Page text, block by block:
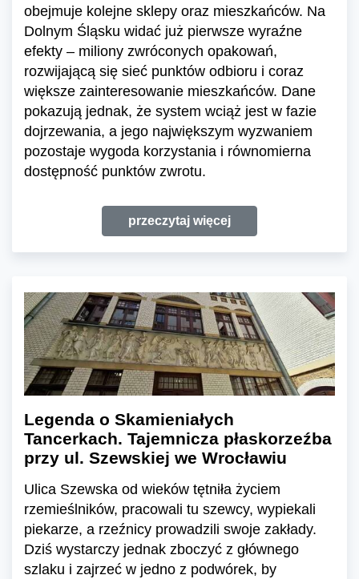
obejmuje kolejne sklepy oraz mieszkańców. Na
Dolnym Śląsku widać już pierwsze wyraźne
efekty – miliony zwróconych opakowań,
rozwijającą się sieć punktów odbioru i coraz
większe zainteresowanie mieszkańców. Dane
pokazują jednak, że system wciąż jest w fazie
dojrzewania, a jego największym wyzwaniem
pozostaje wygoda korzystania i równomierna
dostępność punktów zwrotu.
przeczytaj więcej
Legenda o Skamieniałych
Tancerkach. Tajemnicza płaskorzeźba
przy ul. Szewskiej we Wrocławiu
Ulica Szewska od wieków tętniła życiem
rzemieślników, pracowali tu szewcy, wypiekali
piekarze, a rzeźnicy prowadzili swoje zakłady.
Dziś wystarczy jednak zboczyć z głównego
szlaku i zajrzeć w jedno z podwórek, by